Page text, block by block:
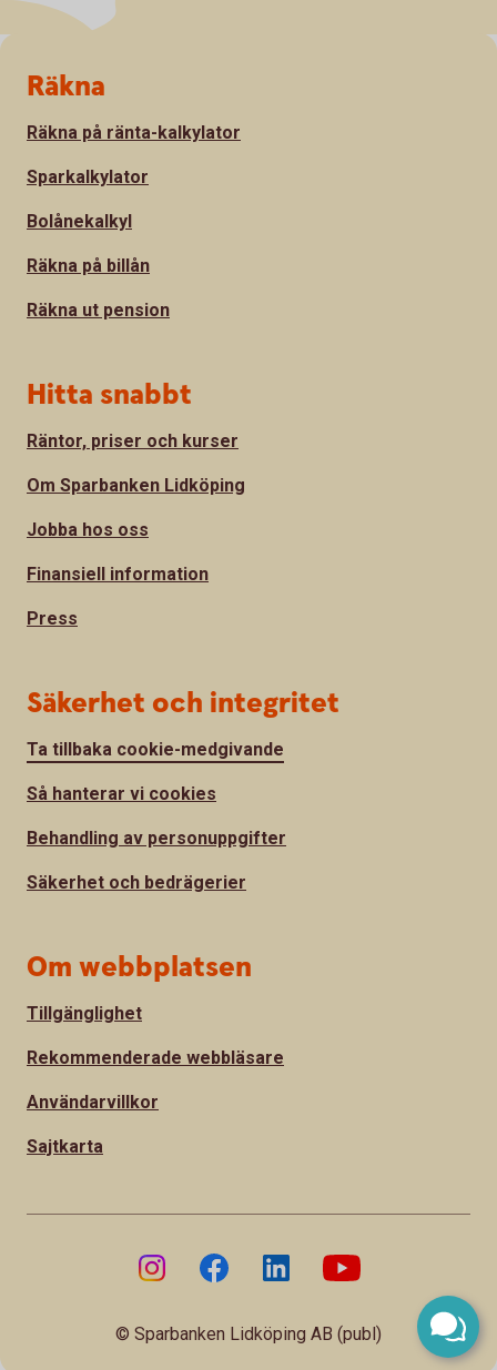
Sidfot
Räkna
Räkna på ränta-kalkylator
Sparkalkylator
Bolånekalkyl
Räkna på billån
Räkna ut pension
Hitta snabbt
Räntor, priser och kurser
Om Sparbanken Lidköping
Jobba hos oss
Finansiell information
Press
Säkerhet och integritet
Ta tillbaka cookie-medgivande
Så hanterar vi cookies
Behandling av personuppgifter
Säkerhet och bedrägerier
Om webbplatsen
Tillgänglighet
Rekommenderade webbläsare
Användarvillkor
Sajtkarta
© Sparbanken Lidköping AB (publ)